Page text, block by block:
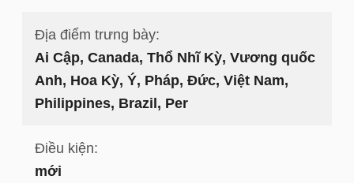
Địa điểm trưng bày:
Ai Cập, Canada, Thổ Nhĩ Kỳ, Vương quốc
Anh, Hoa Kỳ, Ý, Pháp, Đức, Việt Nam,
Philippines, Brazil, Per
Điều kiện:
mới